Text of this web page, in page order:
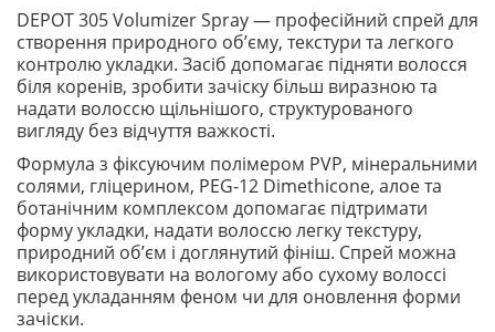
DEPOT 305 Volumizer Spray — професійний спрей для
створення природного об’єму, текстури та легкого
контролю укладки. Засіб допомагає підняти волосся
біля коренів, зробити зачіску більш виразною та
надати волоссю щільнішого, структурованого
вигляду без відчуття важкості.
Формула з фіксуючим полімером PVP, мінеральними
солями, гліцерином, PEG-12 Dimethicone, алое та
ботанічним комплексом допомагає підтримати
форму укладки, надати волоссю легку текстуру,
природний об’єм і доглянутий фініш. Спрей можна
використовувати на вологому або сухому волоссі
перед укладанням феном чи для оновлення форми
зачіски.